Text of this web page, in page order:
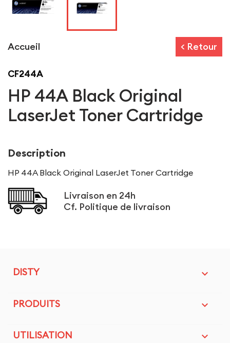
Accueil < Retour
CF244A
HP 44A Black Original
LaserJet Toner Cartridge
Description
HP 44A Black Original LaserJet Toner Cartridge
Livraison en 24h
Cf. Politique de livraison
DISTY 
PRODUITS 
UTILISATION 